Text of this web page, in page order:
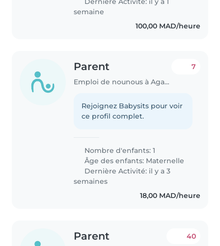
semaine
100,00 MAD/heure
Parent
Emploi de nounous à Agadir
7
Rejoignez Babysits pour voir
ce profil complet.
Nombre d'enfants: 1
Âge des enfants: Maternelle
Dernière Activité: il y a 3
semaines
18,00 MAD/heure
Parent 40